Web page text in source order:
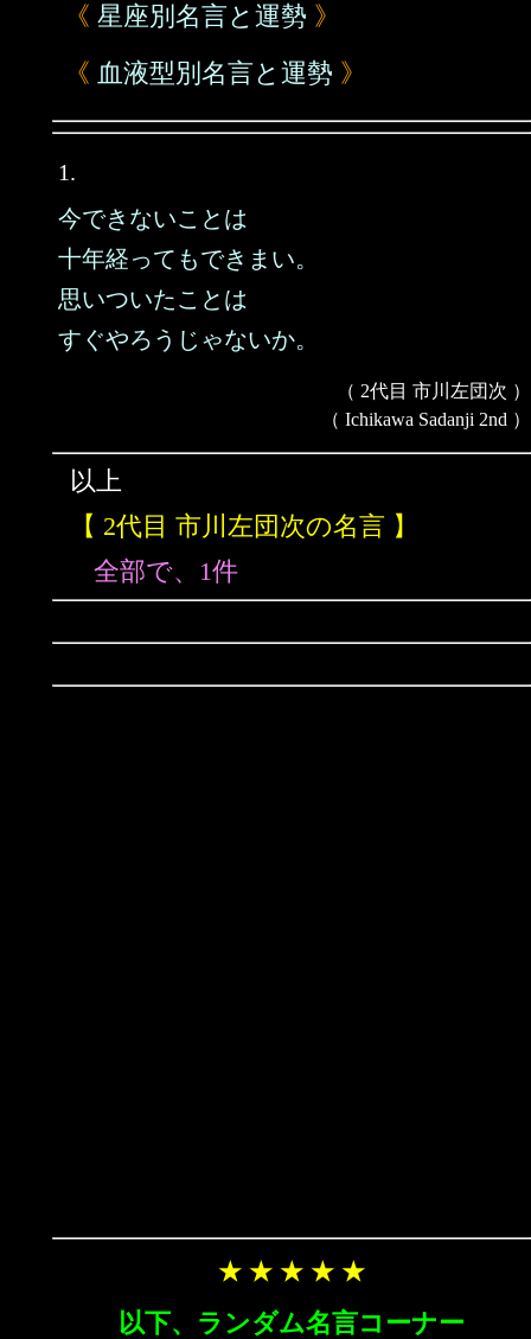
《 星座別名言と運勢 》
《 血液型別名言と運勢 》
1.
今できないことは
十年経ってもできまい。
思いついたことは
すぐやろうじゃないか。
（ 2代目 市川左団次 ）
（ Ichikawa Sadanji 2nd ）
以上
【 2代目 市川左団次の名言 】
全部で、1件
★ ★ ★ ★ ★
以下、ランダム名言コーナー